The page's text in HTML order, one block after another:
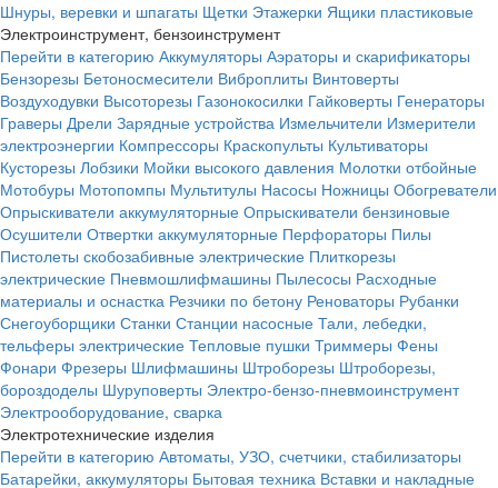
Шнуры, веревки и шпагаты Щетки Этажерки Ящики пластиковые
Электроинструмент, бензоинструмент
Перейти в категорию Аккумуляторы Аэраторы и скарификаторы
Бензорезы Бетоносмесители Виброплиты Винтоверты
Воздуходувки Высоторезы Газонокосилки Гайковерты Генераторы
Граверы Дрели Зарядные устройства Измельчители Измерители
электроэнергии Компрессоры Краскопульты Культиваторы
Кусторезы Лобзики Мойки высокого давления Молотки отбойные
Мотобуры Мотопомпы Мультитулы Насосы Ножницы Обогреватели
Опрыскиватели аккумуляторные Опрыскиватели бензиновые
Осушители Отвертки аккумуляторные Перфораторы Пилы
Пистолеты скобозабивные электрические Плиткорезы
электрические Пневмошлифмашины Пылесосы Расходные
материалы и оснастка Резчики по бетону Реноваторы Рубанки
Снегоуборщики Станки Станции насосные Тали, лебедки,
тельферы электрические Тепловые пушки Триммеры Фены
Фонари Фрезеры Шлифмашины Штроборезы Штроборезы,
бороздоделы Шуруповерты Электро-бензо-пневмоинструмент
Электрооборудование, сварка
Электротехнические изделия
Перейти в категорию Автоматы, УЗО, счетчики, стабилизаторы
Батарейки, аккумуляторы Бытовая техника Вставки и накладные